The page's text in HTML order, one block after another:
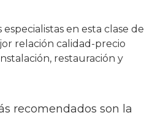
en esta clase de
relación calidad-precio
restauración y
recomendados son la